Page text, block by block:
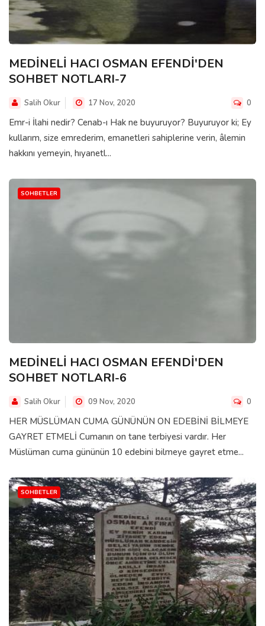
MEDİNELİ HACI OSMAN EFENDİ'DEN
SOHBET NOTLARI-7
Salih Okur 17 Nov, 2020 0
Emr-i İlahi nedir? Cenab-ı Hak ne buyuruyor? Buyuruyor ki; Ey
kullarım, size emrederim, emanetleri sahiplerine verin, âlemin
hakkını yemeyin, hıyanetl...
SOHBETLER
MEDİNELİ HACI OSMAN EFENDİ'DEN
SOHBET NOTLARI-6
Salih Okur 09 Nov, 2020 0
HER MÜSLÜMAN CUMA GÜNÜNÜN ON EDEBİNİ BİLMEYE
GAYRET ETMELİ Cumanın on tane terbiyesi vardır. Her
Müslüman cuma gününün 10 edebini bilmeye gayret etme...
SOHBETLER